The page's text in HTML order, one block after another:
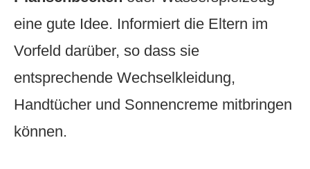
eine gute Idee. Informiert die Eltern im
Vorfeld darüber, so dass sie
entsprechende Wechselkleidung,
Handtücher und Sonnencreme mitbringen
können.